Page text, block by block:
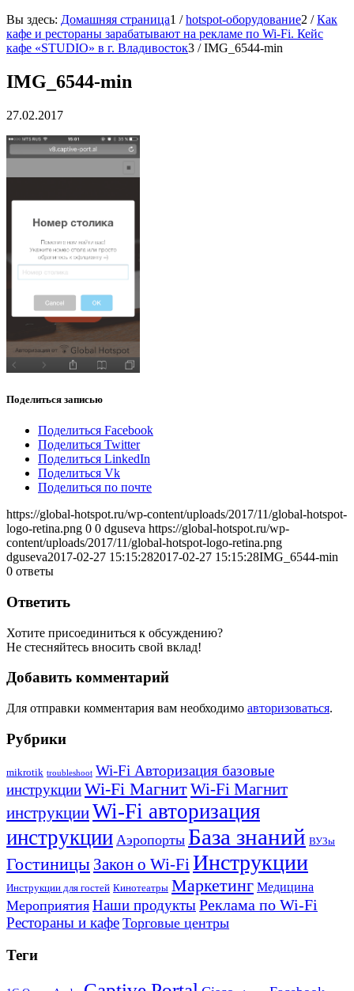
Вы здесь: Домашняя страница1 / hotspot-оборудование2 / Как
кафе и рестораны зарабатывают на рекламе по Wi-Fi. Кейс
кафе «STUDIO» в г. Владивосток3 / IMG_6544-min
IMG_6544-min
27.02.2017
Поделиться записью
Поделиться Facebook
Поделиться Twitter
Поделиться LinkedIn
Поделиться Vk
Поделиться по почте
https://global-hotspot.ru/wp-content/uploads/2017/11/global-hotspot-
logo-retina.png 0 0 dguseva https://global-hotspot.ru/wp-
content/uploads/2017/11/global-hotspot-logo-retina.png
dguseva2017-02-27 15:15:282017-02-27 15:15:28IMG_6544-min
0 ответы
Ответить
Хотите присоединиться к обсуждению?
Не стесняйтесь вносить свой вклад!
Добавить комментарий
Для отправки комментария вам необходимо авторизоваться.
Рубрики
mikrotik troubleshoot Wi-Fi Авторизация базовые
инструкцииWi-Fi МагнитWi-Fi Магнит
инструкцииWi-Fi авторизация
инструкции Аэропорты База знаний ВУЗы
Гостиницы Закон о Wi-FiИнструкции
Инструкции для гостей Кинотеатры Маркетинг Медицина
Мероприятия Наши продуктыРеклама по Wi-Fi
Рестораны и кафе Торговые центры
Теги